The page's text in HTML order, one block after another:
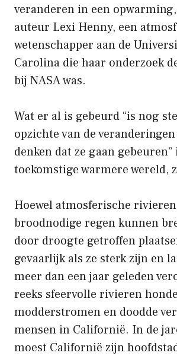
veranderen in een
auteur Lexi Henny, een
wetenschapper aan de
Carolina die haar onderzoek
bij NASA was.
Wat er al is gebeurd “is nog
opzichte van de veranderingen
denken dat ze gaan gebeuren”
toekomstige warmere wereld,
Hoewel atmosferische
broodnodige regen kunnen
door droogte getroffen
gevaarlijk als ze sterk zijn en
meer dan een jaar geleden
reeks sfeervolle rivieren
modderstromen en doodde
mensen in Californië. In de
moest Californië zijn